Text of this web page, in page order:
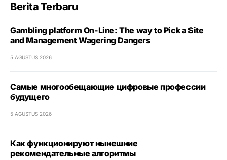
Berita Terbaru
Gambling platform On-Line: The way to Pick a Site
and Management Wagering Dangers
5 AGUSTUS 2026
Самые многообещающие цифровые профессии
будущего
5 AGUSTUS 2026
Как функционируют нынешние
рекомендательные алгоритмы